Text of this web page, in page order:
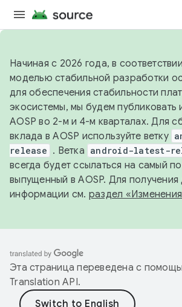
Начиная с 2026 года, в
моделью стабильной разработки
для обеспечения стабильности
экосистемы, мы будем публиковать
AOSP во 2-м и 4-м кварталах. Для
вклада в AOSP используйте ветку
release . Ветка android-latest-
всегда будет ссылаться на самый
выпущенный в AOSP. Для
информации см. раздел
Эта страница переведена с
Translation API.